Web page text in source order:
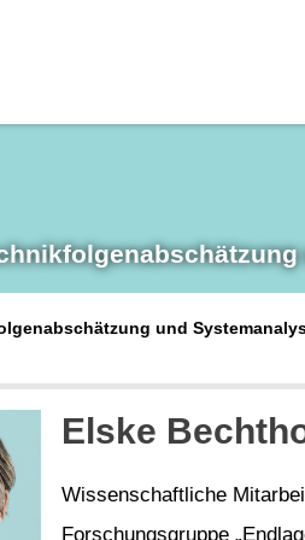
und
Elske
Wissenschaftliche
Forschungsgruppe